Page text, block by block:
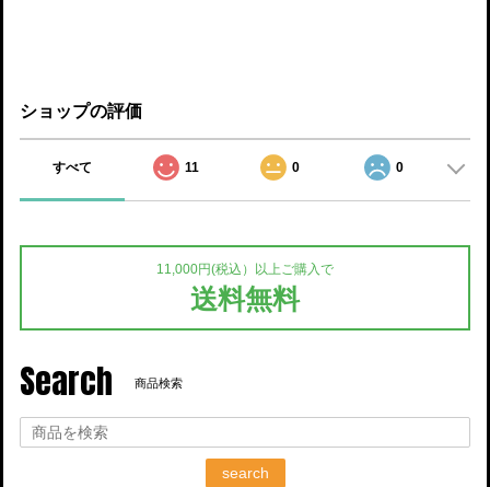
ショップの評価
すべて 11 0 0
11,000円(税込）以上ご購入で
送料無料
Search 商品検索
search